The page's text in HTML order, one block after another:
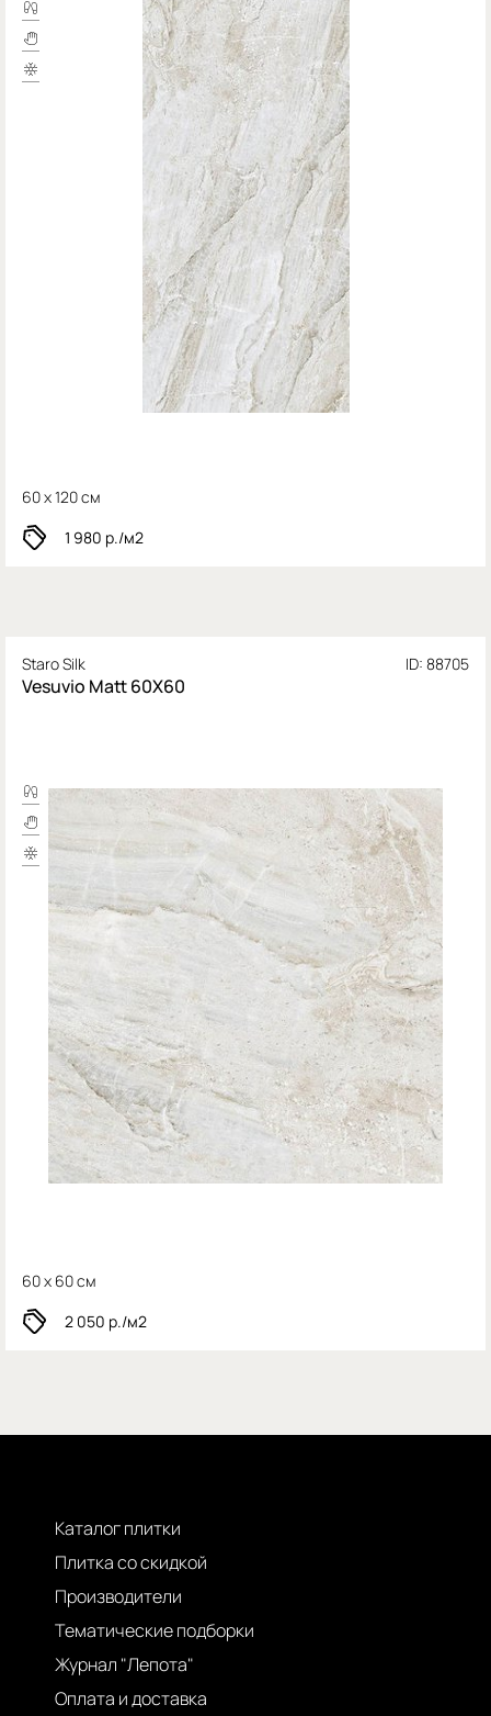
60 x 120 см
1 980 р./м2
Staro Silk ID: 88705
Vesuvio Matt 60X60
60 x 60 см
2 050 р./м2
Каталог плитки
Плитка со скидкой
Производители
Тематические подборки
Журнал "Лепота"
Оплата и доставка